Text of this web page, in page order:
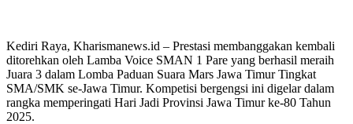
Kediri Raya, Kharismanews.id – Prestasi membanggakan kembali
ditorehkan oleh Lamba Voice SMAN 1 Pare yang berhasil meraih
Juara 3 dalam Lomba Paduan Suara Mars Jawa Timur Tingkat
SMA/SMK se-Jawa Timur. Kompetisi bergengsi ini digelar dalam
rangka memperingati Hari Jadi Provinsi Jawa Timur ke-80 Tahun
2025.